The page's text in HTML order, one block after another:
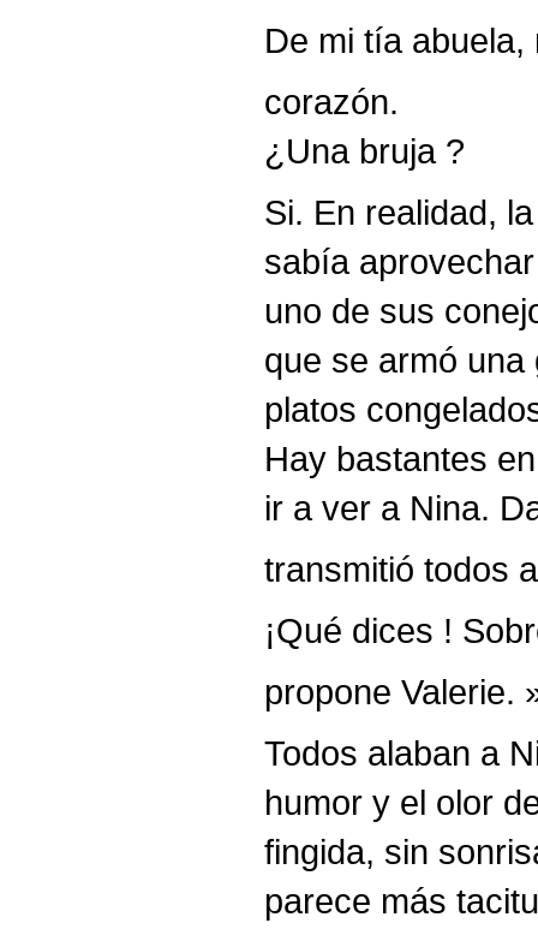
De mi tía
corazón.
¿Una bruja ?
Si. En realidad,
sabía
uno de sus
que se armó
platos
Hay bastantes
ir a ver a Nina.
transmitió todos
¡Qué dices !
propone Valerie.
Todos alaban a
humor y el olor
fingida, sin
parece más